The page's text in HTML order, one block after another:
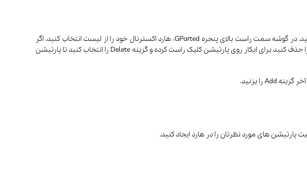
هارد را به سیستم متصل کرده و سپس GParted را از منوی برنامه‌ها یا با تایپ کردن gparted در ترمینال اجرا کنید. در گوشه سمت راست بالای پنجره GParted، هارد اکسترنال خود را از لیست انتخاب کنید. اگر
هارد شما از قبل پارتیشن‌بندی شده است و می‌خواهید آن را از ابتدا تنظیم کنید، می‌توانید پارتیشن‌های موجود را حذف کنید برای ایکار روی پارتیشن کلیک راست کرده و گزینه Delete را انتخاب کنید تا پارتیشن